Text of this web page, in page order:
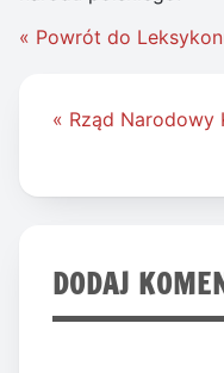
« Powrót do
Nawigacja
« Rząd Narodowy
DODAJ